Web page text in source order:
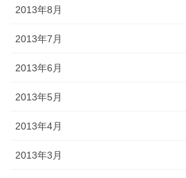
2013年8月
2013年7月
2013年6月
2013年5月
2013年4月
2013年3月